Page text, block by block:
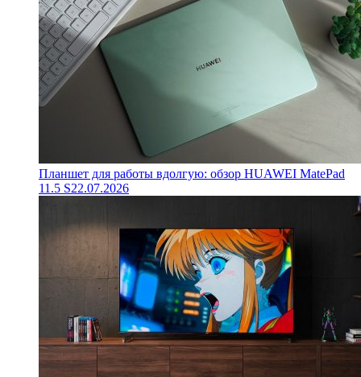
Планшет для работы вдолгую: обзор HUAWEI MatePad
11.5 S22.07.2026